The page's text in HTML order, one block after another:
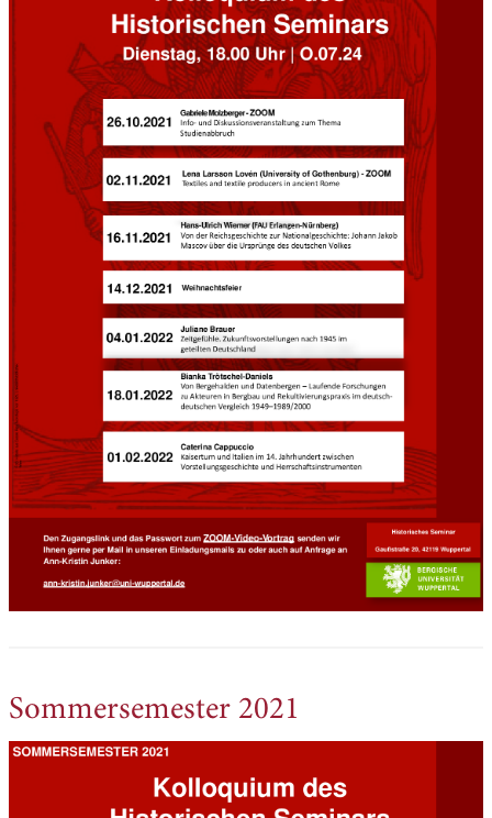
Sommersemester 2021